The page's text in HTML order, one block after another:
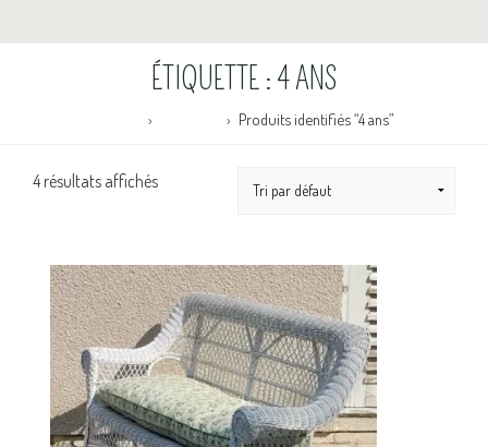
ÉTIQUETTE : 4 ANS
Produits identifiés “4 ans”
4 résultats affichés